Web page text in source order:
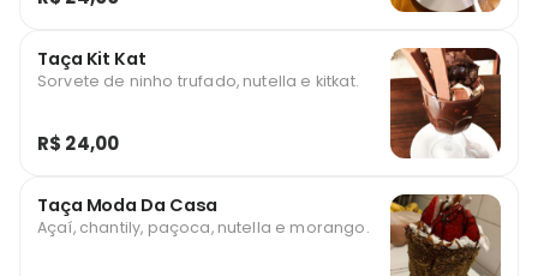
Taça Kit Kat
Sorvete de ninho trufado, nutella e kitkat.
R$ 24,00
Taça Moda Da Casa
Açaí, chantily, paçoca, nutella e morango.